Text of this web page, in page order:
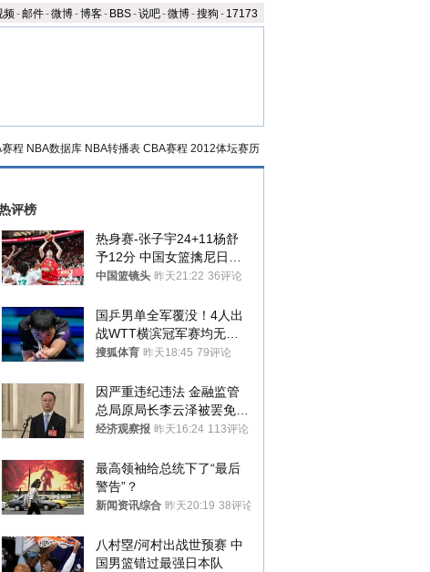
频-邮件-微博-博客- BBS-说吧-微博-搜狗 - 17173
程 NBA数据库 NBA转播表 CBA赛程 2012体坛赛历
评榜
热身赛-张子宇24+11杨舒
予12分 中国女篮擒尼日利
亚
中国篮镜头 昨天21:22 36评论
国乒男单全军覆没！4人出
战WTT横滨冠军赛均无缘
八强
搜狐体育 昨天18:45 79评论
因严重违纪违法 金融监管
总局原局长李云泽被罢免全
国人大代表
经济观察报 昨天16:24 113评论
最高领袖给总统下了“最后
警告”？
新闻资讯综合 昨天20:19 38评论
八村塁/河村出战世预赛 中
国男篮错过最强日本队